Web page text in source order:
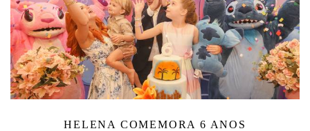
HELENA COMEMORA 6 ANOS